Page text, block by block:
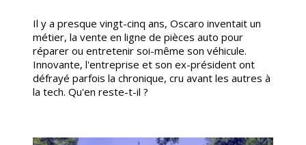
Il y a presque vingt-cinq ans, Oscaro inventait un
métier, la vente en ligne de pièces auto pour
réparer ou entretenir soi-même son véhicule.
Innovante, l'entreprise et son ex-président ont
défrayé parfois la chronique, cru avant les autres à
la tech. Qu'en reste-t-il ?